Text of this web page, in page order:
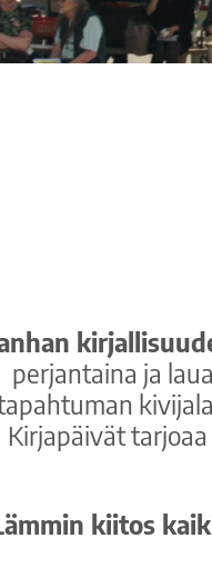
perjantaina ja
Kirjapäivät
kiitos